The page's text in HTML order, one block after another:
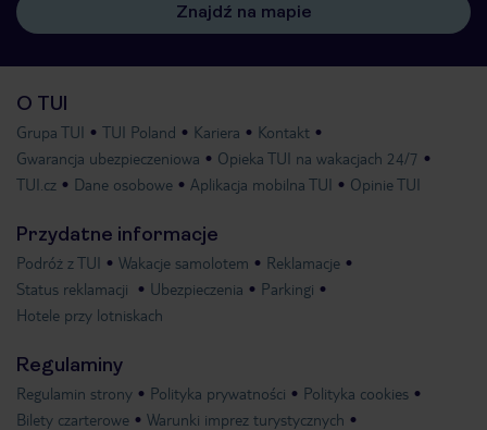
Znajdź na mapie
O TUI
Grupa TUI TUI Poland Kariera
Kontakt
Gwarancja ubezpieczeniowa
Opieka TUI na wakacjach 24/7
TUI.cz
Dane osobowe Aplikacja mobilna TUI Opinie TUI
Przydatne informacje
Podróż z TUI Wakacje samolotem
Reklamacje
Status reklamacji
Ubezpieczenia
Parkingi
Hotele przy lotniskach
Regulaminy
Regulamin strony Polityka prywatności
Polityka cookies
Bilety czarterowe
Warunki imprez turystycznych